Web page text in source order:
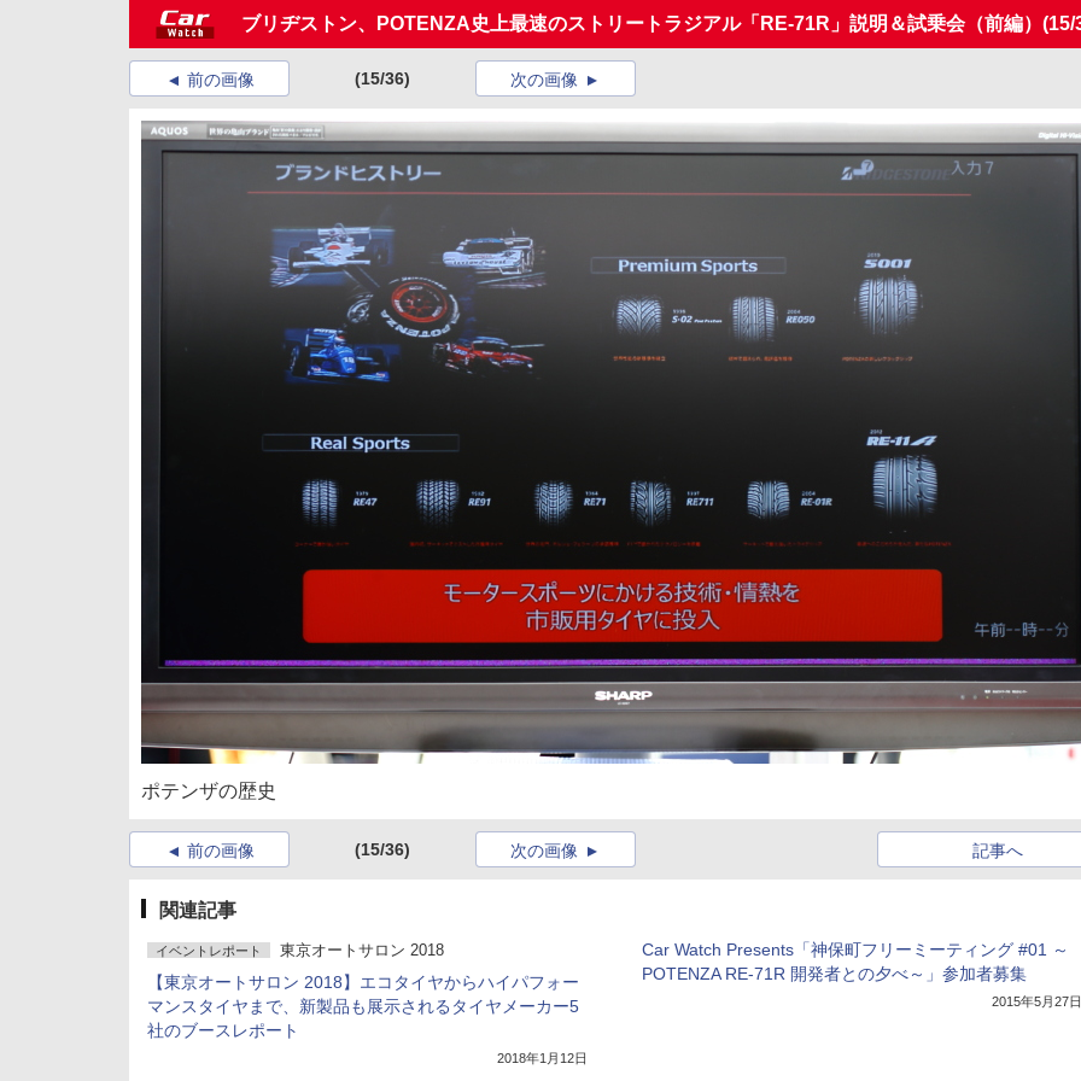
ブリヂストン、POTENZA史上最速のストリートラジアル「RE-71R」説明＆試乗会（前編） (15/
前の画像 (15/36) 次の画像
ポテンザの歴史
前の画像 (15/36) 記事へ
次の画像
関連記事
イベントレポート 東京オートサロン 2018
【東京オートサロン 2018】エコタイヤからハイパフォー
マンスタイヤまで、新製品も展示されるタイヤメーカー5
社のブースレポート
2018年1月12日
Car Watch Presents「神保町フリーミーティング #01 ～
POTENZA RE-71R 開発者との夕べ～」参加者募集
2015年5月27日